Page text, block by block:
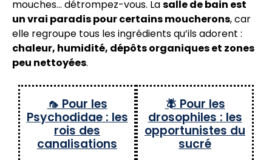
mouches… détrompez-vous. Lasalle de bain est
un vrai paradis pour certains moucherons, car
elle regroupe tous les ingrédients qu’ils adorent :
chaleur, humidité, dépôts organiques et zones
peu nettoyées.
🦟 Pour les
Psychodidae : les
rois des
canalisations
🪰 Pour les
drosophiles : les
opportunistes du
sucré